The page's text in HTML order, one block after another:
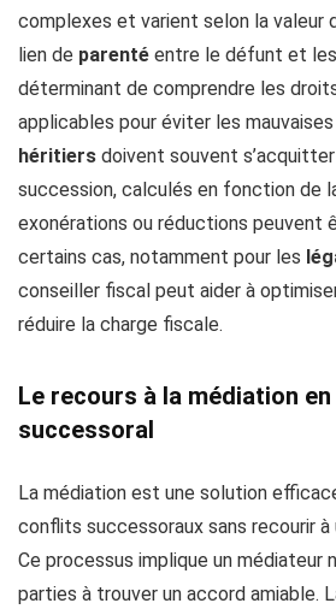
complexes et varient selon la valeur
lien de parenté entre le défunt et les
déterminant de comprendre les
applicables pour éviter les
héritiers doivent souvent
succession, calculés en fonction de
exonérations ou réductions peuvent
certains cas, notamment pour les
conseiller fiscal peut aider à
réduire la charge fiscale.
Le recours à la médiation
successoral
La médiation est une solution
conflits successoraux sans recourir à
Ce processus implique un médiateur
parties à trouver un accord amiable.